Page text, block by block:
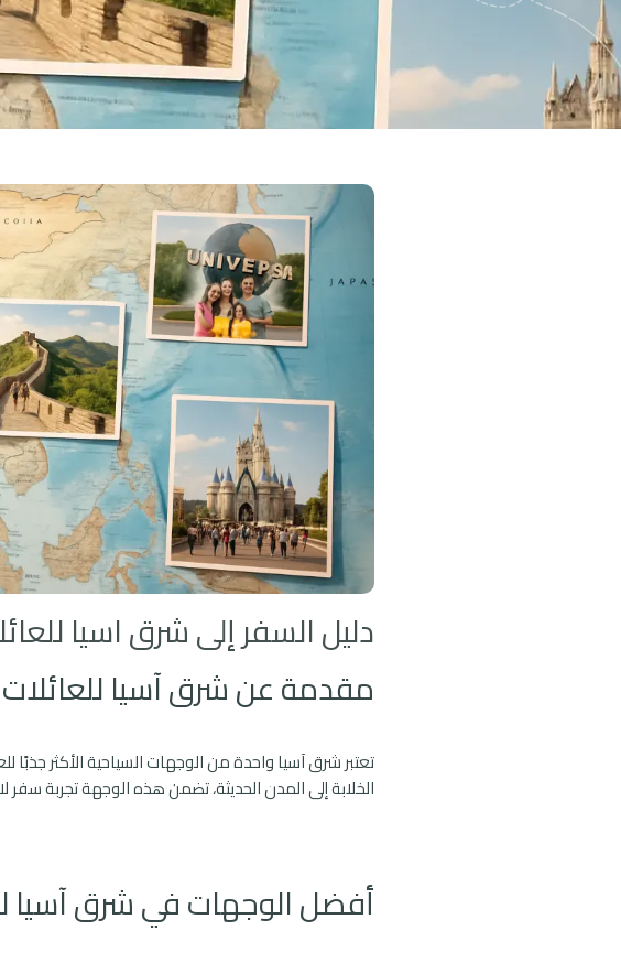
دليل السفر إلى شرق اسيا
مقدمة عن شرق آسيا للعائلات
تعتبر شرق آسيا واحدة من الوجهات السياحية الأكثر
الخلابة إلى المدن الحديثة، تضمن هذه الوجهة تجربة سفر
أفضل الوجهات في شرق آسيا